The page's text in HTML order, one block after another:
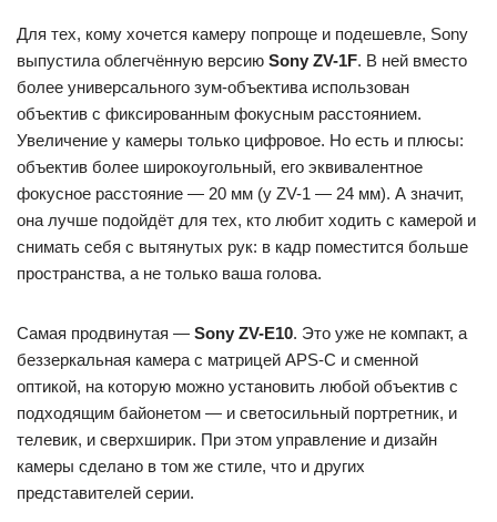
Для тех, кому хочется камеру попроще и подешевле, Sony
выпустила облегчённую версию Sony ZV-1F. В ней вместо
более универсального зум-объектива использован
объектив с фиксированным фокусным расстоянием.
Увеличение у камеры только цифровое. Но есть и плюсы:
объектив более широкоугольный, его эквивалентное
фокусное расстояние — 20 мм (у ZV-1 — 24 мм). А значит,
она лучше подойдёт для тех, кто любит ходить с камерой и
снимать себя с вытянутых рук: в кадр поместится больше
пространства, а не только ваша голова.
Самая продвинутая — Sony ZV-E10. Это уже не компакт, а
беззеркальная камера с матрицей APS-C и сменной
оптикой, на которую можно установить любой объектив с
подходящим байонетом — и светосильный портретник, и
телевик, и сверхширик. При этом управление и дизайн
камеры сделано в том же стиле, что и других
представителей серии.